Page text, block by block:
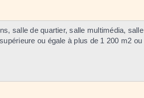
salle de quartier, salle multimédia, salle
ou égale à plus de 1 200 m2 ou